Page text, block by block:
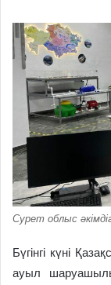
Сурет облыс
Бүгінгі күні
ауыл